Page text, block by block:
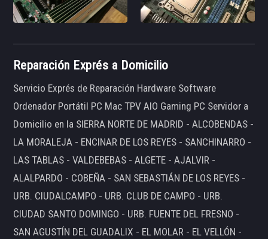
Reparación Exprés a Domicilio
Servicio Exprés de Reparación Hardware Software
Ordenador Portátil PC Mac TPV AIO Gaming PC Servidor a
Domicilio en la SIERRA NORTE DE MADRID - ALCOBENDAS -
LA MORALEJA - ENCINAR DE LOS REYES - SANCHINARRO -
LAS TABLAS - VALDEBEBAS - ALGETE - AJALVIR -
ALALPARDO - COBEÑA - SAN SEBASTIÁN DE LOS REYES -
URB. CIUDALCAMPO - URB. CLUB DE CAMPO - URB.
CIUDAD SANTO DOMINGO - URB. FUENTE DEL FRESNO -
SAN AGUSTÍN DEL GUADALIX - EL MOLAR - EL VELLÓN -